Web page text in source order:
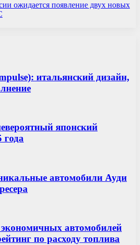
ожидается появление двух новых
итальянский дизайн,
японский
года
автомобили Ауди
автомобилей
по расходу топлива